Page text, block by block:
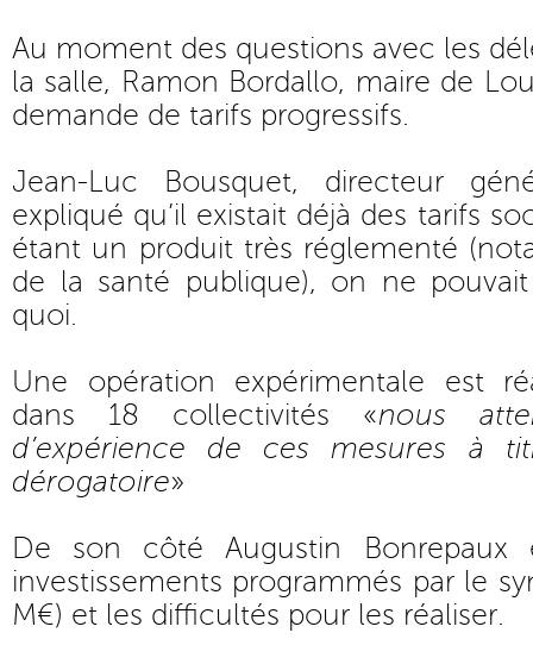
Au moment des questions avec les
la salle, Ramon Bordallo, maire de
demande de tarifs progressifs.
Jean-Luc Bousquet, directeur
expliqué qu’il existait déjà des tarifs
étant un produit très réglementé
de la santé publique), on ne pouvait
quoi.
Une opération expérimentale est
dans 18 collectivités «nous
d’expérience de ces mesures à
dérogatoire»
De son côté Augustin
investissements programmés par le
M€) et les difficultés pour les réaliser.